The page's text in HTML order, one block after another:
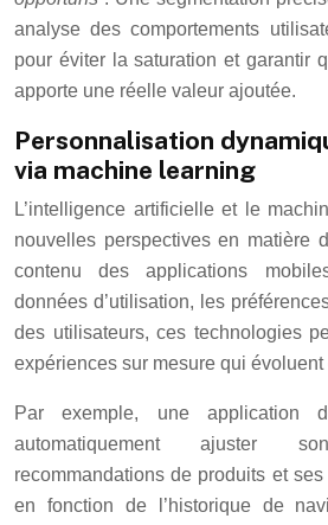
analyse des comportements
pour éviter la saturation et garantir
apporte une réelle valeur ajoutée.
Personnalisation
via machine learning
L’intelligence artificielle et le
nouvelles perspectives en matière
contenu des applications
données d’utilisation, les
des utilisateurs, ces technologies
expériences sur mesure qui évoluent
Par exemple, une application
automatiquement ajuster
recommandations de produits et
en fonction de l’historique de